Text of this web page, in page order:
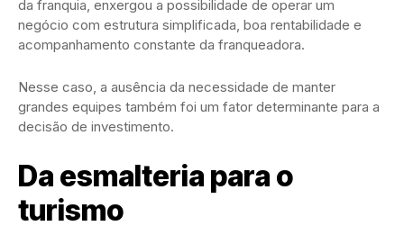
da franquia, enxergou a possibilidade de operar um
negócio com estrutura simplificada, boa rentabilidade e
acompanhamento constante da franqueadora.
Nesse caso, a ausência da necessidade de manter
grandes equipes também foi um fator determinante para a
decisão de investimento.
Da esmalteria para o
turismo